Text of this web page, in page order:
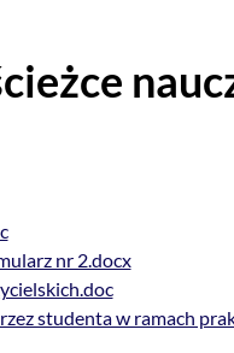
nr 2.docx
studenta w ramach